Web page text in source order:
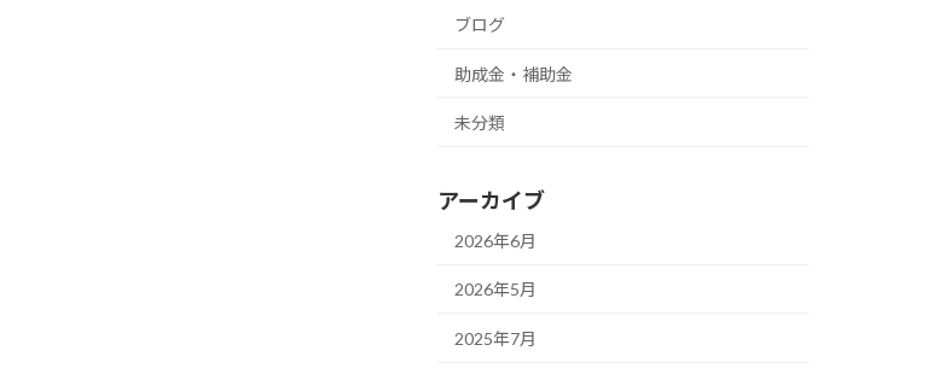
ブログ
助成金・補助金
未分類
アーカイブ
2026年6月
2026年5月
2025年7月